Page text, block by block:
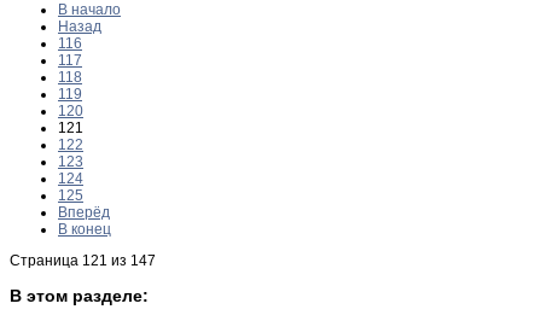
В начало
Назад
116
117
118
119
120
121
122
123
124
125
Вперёд
В конец
Страница 121 из 147
В этом разделе: